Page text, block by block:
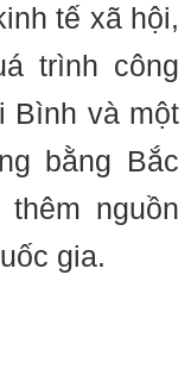
tế xã hội,
trình công
Bình và một
bằng Bắc
nguồn
gia.